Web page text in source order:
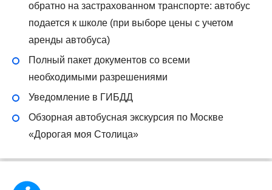
обратно на застрахованном транспорте: автобус
подается к школе (при выборе цены с учетом
аренды автобуса)
Полный пакет документов со всеми
необходимыми разрешениями
Уведомление в ГИБДД
Обзорная автобусная экскурсия по Москве
«Дорогая моя Столица»